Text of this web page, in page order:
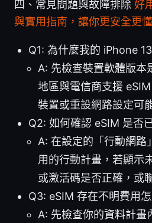
四、常見問題與故障排除 好
與實用指南，讓你更安全更
Q1: 為什麼我的 iPhone
A: 先檢查裝置軟體版本
地區與電信商支援
裝置或重設網路設定可
Q2: 如何確認 eSIM 是否
A: 在設定的「行動網路
用的行動計畫，若顯示
或激活碼是否正確，或
Q3: eSIM 存在不明費用
A: 先檢查你的資料計畫